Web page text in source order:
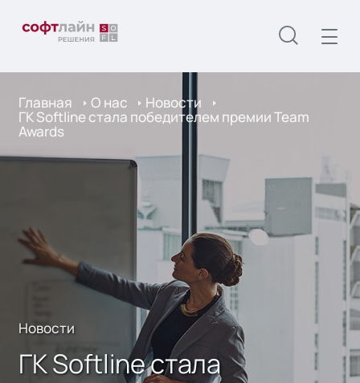
Главная О нас Новости
ГК Softline стала победителем премии Team
Awards
Новости
ГК Softline стала